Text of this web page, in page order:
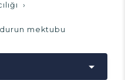
mektubu